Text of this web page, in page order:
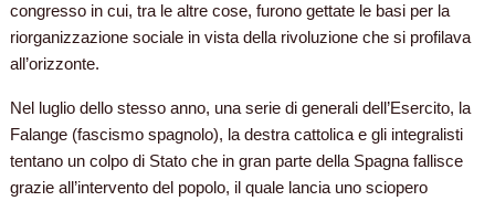
congresso in cui, tra le altre cose, furono gettate le basi per la
riorganizzazione sociale in vista della rivoluzione che si profilava
all’orizzonte.
Nel luglio dello stesso anno, una serie di generali dell’Esercito, la
Falange (fascismo spagnolo), la destra cattolica e gli integralisti
tentano un colpo di Stato che in gran parte della Spagna fallisce
grazie all’intervento del popolo, il quale lancia uno sciopero